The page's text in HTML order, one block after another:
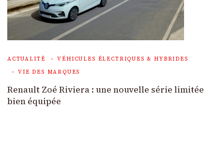
ACTUALITÉ
VÉHICULES ÉLECTRIQUES & HYBRIDES
VIE DES MARQUES
Renault Zoé Riviera : une nouvelle série limitée
bien équipée